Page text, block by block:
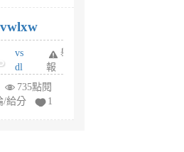
6
個
月
前
vs
dl
sq
fy
舉
報
735點閱
/給分
1